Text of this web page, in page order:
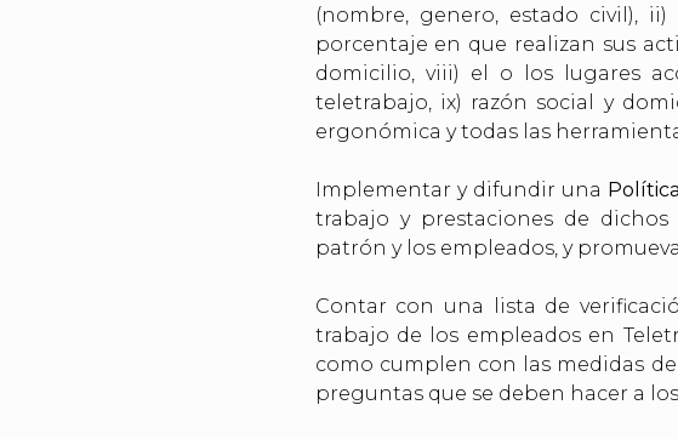
(nombre, genero, estado civil),
porcentaje en que realizan sus
domicilio, viii) el o los lugares
teletrabajo, ix) razón social y
ergonómica y todas las
Implementar y difundir una
trabajo y prestaciones de dichos
patrón y los empleados, y
Contar con una lista de
trabajo de los empleados en
como cumplen con las medidas
preguntas que se deben hacer a